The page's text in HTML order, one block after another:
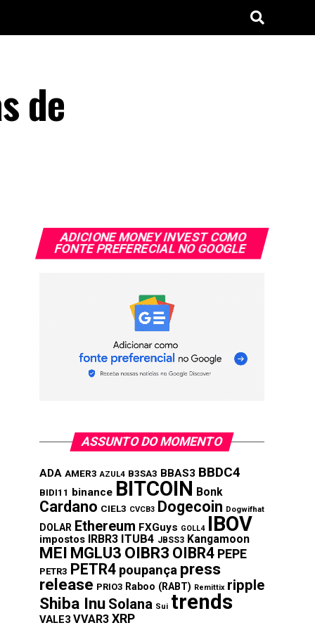
de
ADICIONE MONEY INVEST COMO
FONTE PREFERECIAL NO GOOGLE
ASSUNTO DO MOMENTO
ADA AMER3 AZUL4 B3SA3 BBAS3 BBDC4
BIDI11 binance BITCOIN Bonk
Cardano CIEL3 CVCB3 Dogecoin Dogwifhat
DOLAR Ethereum FXGuys GOLL4 IBOV
impostos IRBR3 ITUB4 JBSS3 Kangamoon
MEI MGLU3 OIBR3 OIBR4 PEPE
PETR3 PETR4 poupança press
release PRIO3 Raboo (RABT) Remittix ripple
Shiba Inu Solana Sui trends
VALE3 VVAR3 XRP